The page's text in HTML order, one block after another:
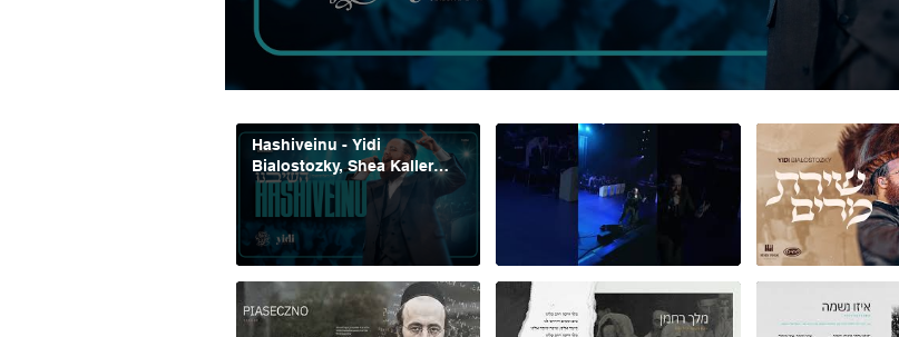
Hashiveinu - Yidi
Bialostozky, Shea Kaller
Band | השיבנו - יודי
ביאלוסטוצקי